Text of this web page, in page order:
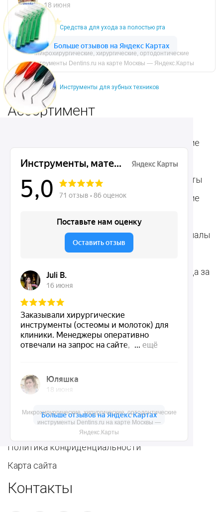
Средства для ухода за полостью рта
Инструменты для зубных техников
Микрохирургические, хирургические, ортодонтические
инструменты Dentins.ru на карте Москвы —
Яндекс.Карты
Микрохирургические, хирургические, ортодонтические
инструменты Dentins.ru на карте Москвы — Яндекс.Карты
Ассортимент
Хирургические
инструменты
Пародонтологические
инструменты
Ортодонтические
Терапевтические
инструменты
Ортопедические
инструменты
Стоматологические
аксессуары
Общие инструменты
Стоматологические
Расходные материалы
для стоматологии
Средства для ухода за
Акции
О нас
Доставка и контакты
Политика конфиденциальности
Карта сайта
Контакты